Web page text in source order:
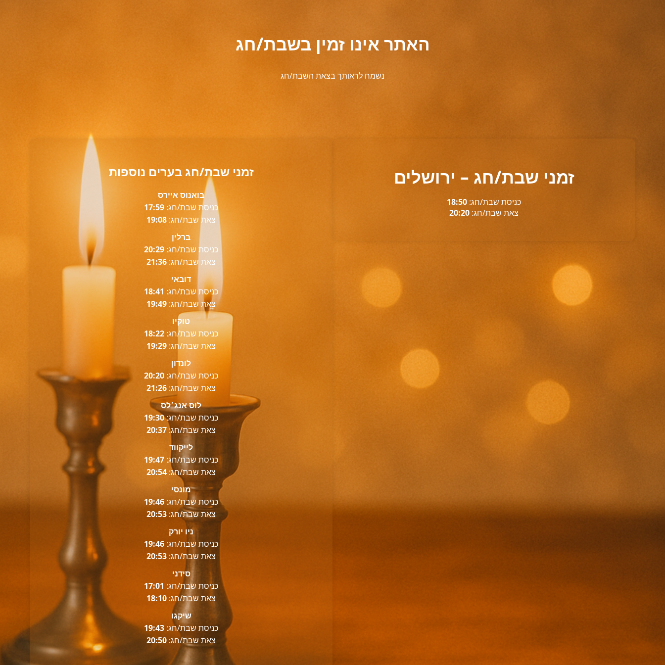
האתר אינו זמין בשבת/חג
נשמח לראותך בצאת השבת/חג
זמני שבת/חג – ירושלים
כניסת שבת/חג: 18:50
צאת שבת/חג: 20:20
זמני שבת/חג בערים נוספות
בואנוס איירס
כניסת שבת/חג: 17:59
צאת שבת/חג: 19:08
ברלין
כניסת שבת/חג: 20:29
צאת שבת/חג: 21:36
דובאי
כניסת שבת/חג: 18:41
צאת שבת/חג: 19:49
טוקיו
כניסת שבת/חג: 18:22
צאת שבת/חג: 19:29
לונדון
כניסת שבת/חג: 20:20
צאת שבת/חג: 21:26
לוס אנג׳לס
כניסת שבת/חג:19:30
צאת שבת/חג: 20:37
לייקווד
כניסת שבת/חג: 19:47
צאת שבת/חג: 20:54
מונסי
כניסת שבת/חג: 19:46
צאת שבת/חג: 20:53
ניו יורק
כניסת שבת/חג: 19:46
צאת שבת/חג: 20:53
סידני
כניסת שבת/חג: 17:01
צאת שבת/חג: 18:10
שיקגו
כניסת שבת/חג: 19:43
צאת שבת/חג: 20:50